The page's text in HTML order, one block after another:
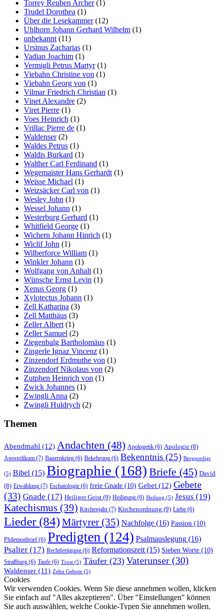
Torrey Reuben Archer(1)
Trudel Dorothea (1)
Über die Lesekammer(12)
Uhlhorn Johann Gerhard Wilhelm (1)
unbekannt (11)
Ursinus Zacharias (1)
Vadian Joachim (1)
Vermigli Petrus Martyr(1)
Viebahn Christine von (1)
Viebahn Georg von (1)
Vilmar Friedrich Christian (1)
Vinet Alexandre (2)
Viret Pierre (1)
Voes Heinrich (1)
Vrillac Pierre de (1)
Waldenser(2)
Waldes Petrus (1)
Waldis Burkard (1)
Walther Carl Ferdinand (1)
Wegemaister Hans Gerhardt (1)
Weisse Michael (1)
Weizsäcker Carl von (1)
Wesley John (1)
Wessel Johann (1)
Westerburg Gerhard (1)
Whitfield George (1)
Wichern Johann Hinrich (1)
Wiclif John (1)
Wilberforce William (1)
Winkler Johann (1)
Wolfgang von Anhalt (1)
Wünsche Ernst Levin (1)
Xenus Georg (1)
Xylotectus Johann (1)
Zell Katharina (3)
Zell Matthäus (3)
Zeller Albert (1)
Zeller Samuel (2)
Ziegenbalg Bartholomäus (1)
Zingerle Ignaz Vincenz (1)
Zinzendorf Erdmuthe von (1)
Zinzendorf Nikolaus von (2)
Zutphen Heinrich von (1)
Zwick Johannes (1)
Zwingli Anna (2)
Zwingli Huldrych (2)
Themen
Abendmahl (12) Andachten (48) Apologetik (6) Apologie (8)
Apostolikum (7) Bauernkrieg (6) Bekehrung (6) Bekenntnis (25) Bergpredigt
(5) Bibel (15) Biographie (168) Briefe (45) David
(8) Erwählung (7) Eschatologie (6) freie Gnade (10) Gebet (12) Gebete
(33) Gnade (17) Heiliger Geist (9) Heiligung (6) Heilung (5) Jesus (19)
Katechismus (39) Kirchenjahr (7) Kirchenordnung (9) Liebe (6)
Lieder(84)Märtyrer (35) Nachfolge (16) Passion (10)
Philemonbrief (6) Predigten (124) Psalmauslegung (16)
Psalter (17) Rechtfertigung (6) Reformationszeit (15) Sieben Worte (10)
Straßburg (6) Taufe (6) Trost (5) Täufer (23) Vaterunser (30)
Waldenser (11) Zehn Gebote (5)
Cookies
Wir verwenden Cookies. Wenn Sie diese annehmen wollen, klicken
Sie einfach auf "Alles akzeptieren". Über "Einstellungen" können
Sie auch auswählen, welche Cookie-Typen Sie annehmen wollen.